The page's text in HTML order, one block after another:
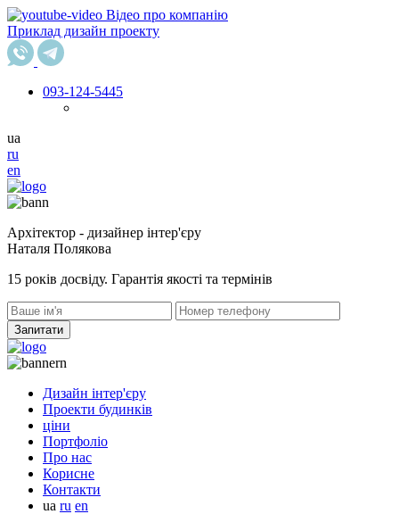
Відео про компанію
Приклад дизайн проекту
093-124-5445
ua
ru
en
Архітектор - дизайнер інтер'єру
Наталя Полякова
15 років досвіду. Гарантія якості та термінів
Запитати
Дизайн інтер'єру
Проекти будинків
ціни
Портфоліо
Про нас
Корисне
Контакти
ua ru en